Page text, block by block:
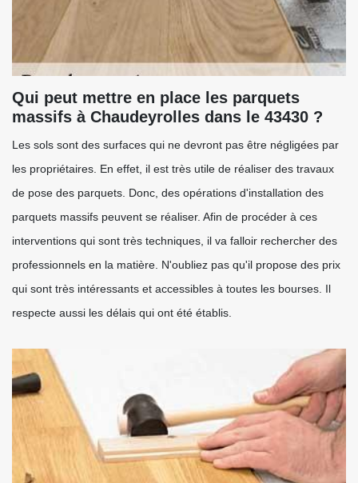
Qui peut mettre en place les parquets
massifs à Chaudeyrolles dans le 43430 ?
Les sols sont des surfaces qui ne devront pas être négligées par
les propriétaires. En effet, il est très utile de réaliser des travaux
de pose des parquets. Donc, des opérations d'installation des
parquets massifs peuvent se réaliser. Afin de procéder à ces
interventions qui sont très techniques, il va falloir rechercher des
professionnels en la matière. N'oubliez pas qu'il propose des prix
qui sont très intéressants et accessibles à toutes les bourses. Il
respecte aussi les délais qui ont été établis.